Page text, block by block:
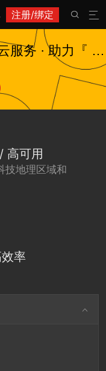
注册/绑定 

AWS亚马逊云 · 全球最大的云服务 · 助力『 韶关 』商业出海
高可用
技地理区域和
率